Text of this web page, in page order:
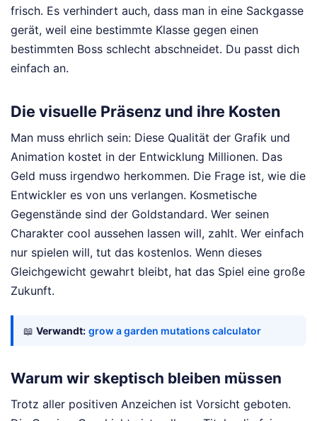
frisch. Es verhindert auch, dass man in eine Sackgasse
gerät, weil eine bestimmte Klasse gegen einen
bestimmten Boss schlecht abschneidet. Du passt dich
einfach an.
Die visuelle Präsenz und ihre Kosten
Man muss ehrlich sein: Diese Qualität der Grafik und
Animation kostet in der Entwicklung Millionen. Das
Geld muss irgendwo herkommen. Die Frage ist, wie die
Entwickler es von uns verlangen. Kosmetische
Gegenstände sind der Goldstandard. Wer seinen
Charakter cool aussehen lassen will, zahlt. Wer einfach
nur spielen will, tut das kostenlos. Wenn dieses
Gleichgewicht gewahrt bleibt, hat das Spiel eine große
Zukunft.
📖 Verwandt: grow a garden mutations calculator
Warum wir skeptisch bleiben müssen
Trotz aller positiven Anzeichen ist Vorsicht geboten.